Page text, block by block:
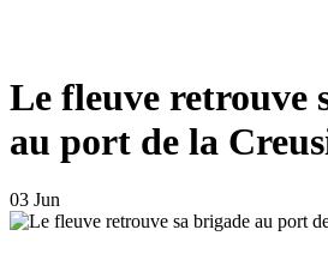
Le fleuve retrouve
au port de la
03 Jun